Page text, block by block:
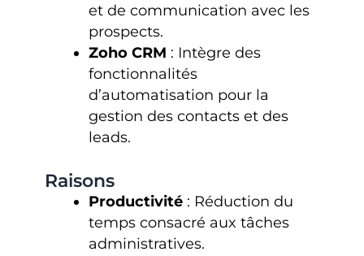
et de communication avec les
prospects.
Zoho CRM : Intègre des
fonctionnalités
d’automatisation pour la
gestion des contacts et des
leads.
Raisons
Productivité: Réduction du
temps consacré aux tâches
administratives.